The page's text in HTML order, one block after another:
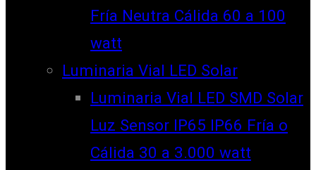
Fría Neutra Cálida 60 a 100
watt
Luminaria Vial LED Solar
Luminaria Vial LED SMD Solar
Luz Sensor IP65 IP66 Fría o
Cálida 30 a 3.000 watt